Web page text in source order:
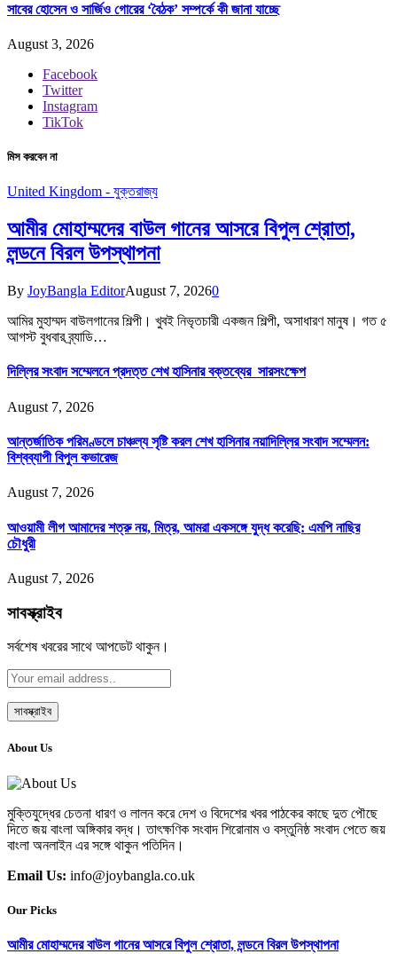
সাবের হোসেন ও সার্জিও গোরের ‘বৈঠক’ সম্পর্কে কী জানা যাচ্ছে
August 3, 2026
Facebook
Twitter
Instagram
TikTok
মিস করবেন না
United Kingdom - যুক্তরাজ্য
আমীর মোহাম্মদের বাউল গানের আসরে বিপুল শ্রোতা,
লন্ডনে বিরল উপস্থাপনা
By JoyBangla EditorAugust 7, 20260
আমির মুহাম্মদ বাউলগানের শিল্পী। খুবই নিভৃতচারী একজন শিল্পী, অসাধারণ মানুষ। গত ৫
আগস্ট বুধবার ব্র্যাডি…
দিল্লির সংবাদ সম্মেলনে প্রদত্ত শেখ হাসিনার বক্তব্যের সারসংক্ষেপ
August 7, 2026
আন্তর্জাতিক পরিমণ্ডলে চাঞ্চল্য সৃষ্টি করল শেখ হাসিনার নয়াদিল্লির সংবাদ সম্মেলন:
বিশ্বব্যাপী বিপুল কভারেজ
August 7, 2026
আওয়ামী লীগ আমাদের শত্রু নয়, মিত্র, আমরা একসঙ্গে যুদ্ধ করেছি: এমপি নাছির
চৌধুরী
August 7, 2026
সাবস্ক্রাইব
সর্বশেষ খবরের সাথে আপডেট থাকুন।
About Us
মুক্তিযুদ্ধের চেতনা ধারণ ও লালন করে দেশ ও বিদেশের খবর পাঠকের কাছে দুত পৌছে
দিতে জয় বাংলা অঙ্গিকার বদ্ধ। তাৎক্ষণিক সংবাদ শিরোনাম ও বস্তুনিষ্ঠ সংবাদ পেতে জয়
বাংলা অনলাইন এর সঙ্গে থাকুন পতিদিন।
Email Us: info@joybangla.co.uk
Our Picks
আমীর মোহাম্মদের বাউল গানের আসরে বিপুল শ্রোতা, লন্ডনে বিরল উপস্থাপনা